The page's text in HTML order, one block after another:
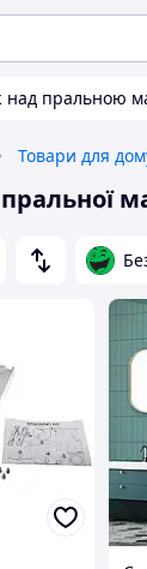
над пральною
Товари для